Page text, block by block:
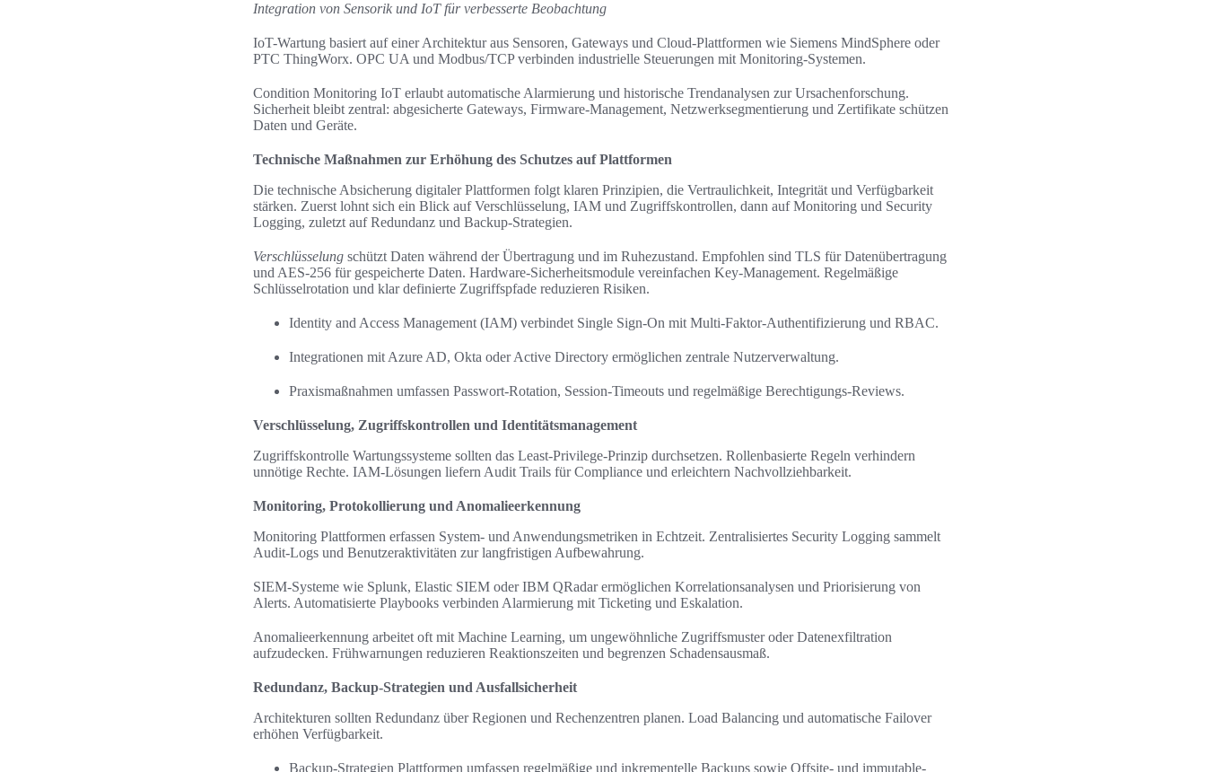
Integration von Sensorik und IoT für verbesserte Beobachtung
IoT-Wartung basiert auf einer Architektur aus Sensoren, Gateways und Cloud-Plattformen wie Siemens MindSphere oder
PTC ThingWorx. OPC UA und Modbus/TCP verbinden industrielle Steuerungen mit Monitoring-Systemen.
Condition Monitoring IoT erlaubt automatische Alarmierung und historische Trendanalysen zur Ursachenforschung.
Sicherheit bleibt zentral: abgesicherte Gateways, Firmware-Management, Netzwerksegmentierung und Zertifikate schützen
Daten und Geräte.
Technische Maßnahmen zur Erhöhung des Schutzes auf Plattformen
Die technische Absicherung digitaler Plattformen folgt klaren Prinzipien, die Vertraulichkeit, Integrität und Verfügbarkeit
stärken. Zuerst lohnt sich ein Blick auf Verschlüsselung, IAM und Zugriffskontrollen, dann auf Monitoring und Security
Logging, zuletzt auf Redundanz und Backup-Strategien.
Verschlüsselung schützt Daten während der Übertragung und im Ruhezustand. Empfohlen sind TLS für Datenübertragung
und AES-256 für gespeicherte Daten. Hardware-Sicherheitsmodule vereinfachen Key-Management. Regelmäßige
Schlüsselrotation und klar definierte Zugriffspfade reduzieren Risiken.
Identity and Access Management (IAM) verbindet Single Sign-On mit Multi-Faktor-Authentifizierung und RBAC.
Integrationen mit Azure AD, Okta oder Active Directory ermöglichen zentrale Nutzerverwaltung.
Praxismaßnahmen umfassen Passwort-Rotation, Session-Timeouts und regelmäßige Berechtigungs-Reviews.
Verschlüsselung, Zugriffskontrollen und Identitätsmanagement
Zugriffskontrolle Wartungssysteme sollten das Least-Privilege-Prinzip durchsetzen. Rollenbasierte Regeln verhindern
unnötige Rechte. IAM-Lösungen liefern Audit Trails für Compliance und erleichtern Nachvollziehbarkeit.
Monitoring, Protokollierung und Anomalieerkennung
Monitoring Plattformen erfassen System- und Anwendungsmetriken in Echtzeit. Zentralisiertes Security Logging sammelt
Audit-Logs und Benutzeraktivitäten zur langfristigen Aufbewahrung.
SIEM-Systeme wie Splunk, Elastic SIEM oder IBM QRadar ermöglichen Korrelationsanalysen und Priorisierung von
Alerts. Automatisierte Playbooks verbinden Alarmierung mit Ticketing und Eskalation.
Anomalieerkennung arbeitet oft mit Machine Learning, um ungewöhnliche Zugriffsmuster oder Datenexfiltration
aufzudecken. Frühwarnungen reduzieren Reaktionszeiten und begrenzen Schadensausmaß.
Redundanz, Backup-Strategien und Ausfallsicherheit
Architekturen sollten Redundanz über Regionen und Rechenzentren planen. Load Balancing und automatische Failover
erhöhen Verfügbarkeit.
Backup-Strategien Plattformen umfassen regelmäßige und inkrementelle Backups sowie Offsite- und immutable-